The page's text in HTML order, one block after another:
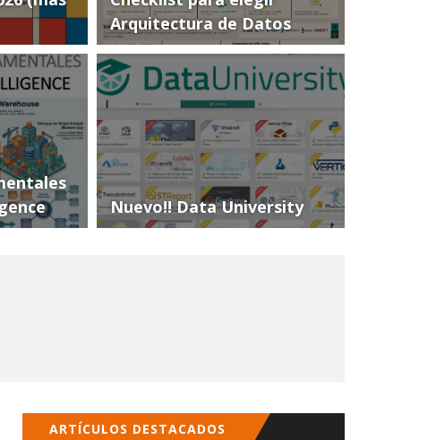
Arquitectura de Datos
Nuevo!! Data University
ARTÍCULOS DESTACADOS